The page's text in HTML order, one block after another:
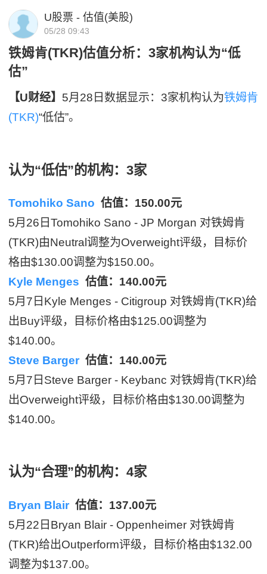
U股票 - 估值(美股)
05/28 09:43
铁姆肯(TKR)估值分析：3家机构认为“低
估”
【U财经】 5月28日数据显示：3家机构认为铁姆肯
(TKR)“低估”。
认为“低估”的机构：3家
Tomohiko Sano 估值：150.00元
5月26日Tomohiko Sano - JP Morgan 对铁姆肯
(TKR)由Neutral调整为Overweight评级，目标价
格由$130.00调整为$150.00。
Kyle Menges 估值：140.00元
5月7日Kyle Menges - Citigroup 对铁姆肯(TKR)给
出Buy评级，目标价格由$125.00调整为
$140.00。
Steve Barger 估值：140.00元
5月7日Steve Barger - Keybanc 对铁姆肯(TKR)给
出Overweight评级，目标价格由$130.00调整为
$140.00。
认为“合理”的机构：4家
Bryan Blair 估值：137.00元
5月22日Bryan Blair - Oppenheimer 对铁姆肯
(TKR)给出Outperform评级，目标价格由$132.00
调整为$137.00。